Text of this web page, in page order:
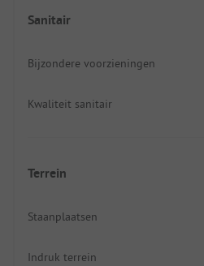
Sanitair
Bijzondere voorzieningen
Kwaliteit sanitair
Terrein
Staanplaatsen
Indruk terrein